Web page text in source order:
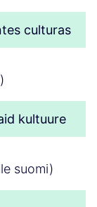
culturas
kultuure
suomi)